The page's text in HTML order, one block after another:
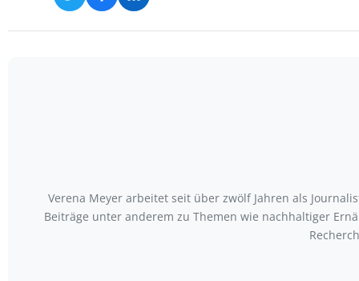
Verena Meyer arbeitet seit über zwölf Jahren als
Beiträge unter anderem zu Themen wie nachhaltiger